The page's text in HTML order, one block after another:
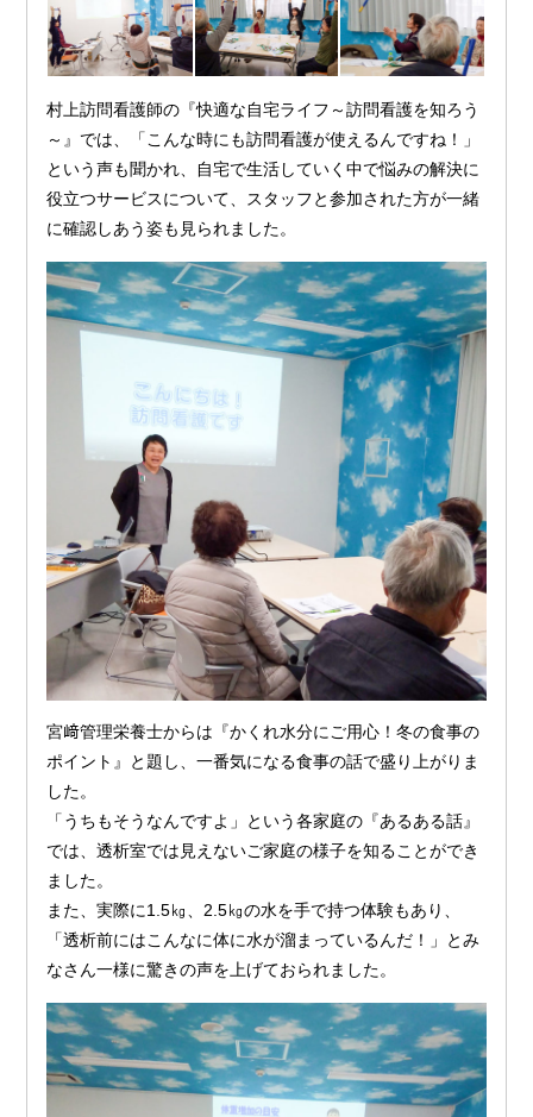
村上訪問看護師の『快適な自宅ライフ～訪問看護を知ろう
～』では、「こんな時にも訪問看護が使えるんですね！」
という声も聞かれ、自宅で生活していく中で悩みの解決に
役立つサービスについて、スタッフと参加された方が一緒
に確認しあう姿も見られました。
宮﨑管理栄養士からは『かくれ水分にご用心！冬の食事の
ポイント』と題し、一番気になる食事の話で盛り上がりま
した。
「うちもそうなんですよ」という各家庭の『あるある話』
では、透析室では見えないご家庭の様子を知ることができ
ました。
また、実際に1.5㎏、2.5㎏の水を手で持つ体験もあり、
「透析前にはこんなに体に水が溜まっているんだ！」とみ
なさん一様に驚きの声を上げておられました。